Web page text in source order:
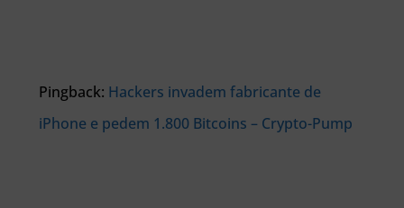
Pingback: Hackers invadem fabricante de
iPhone e pedem 1.800 Bitcoins – Crypto-Pump